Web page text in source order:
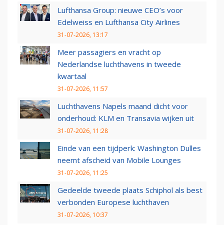
Lufthansa Group: nieuwe CEO’s voor
Edelweiss en Lufthansa City Airlines
31-07-2026, 13:17
Meer passagiers en vracht op
Nederlandse luchthavens in tweede
kwartaal
31-07-2026, 11:57
Luchthavens Napels maand dicht voor
onderhoud: KLM en Transavia wijken uit
31-07-2026, 11:28
Einde van een tijdperk: Washington Dulles
neemt afscheid van Mobile Lounges
31-07-2026, 11:25
Gedeelde tweede plaats Schiphol als best
verbonden Europese luchthaven
31-07-2026, 10:37